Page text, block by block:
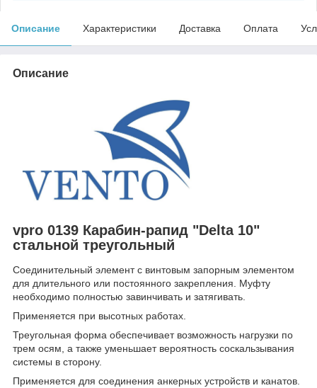
Описание Характеристики Доставка Оплата
Описание
vpro 0139 Карабин-рапид "Delta 10"
стальной треугольный
Соединительный элемент с винтовым запорным элементом
для длительного или постоянного закрепления. Муфту
необходимо полностью завинчивать и затягивать.
Применяется при высотных работах.
Треугольная форма обеспечивает возможность нагрузки по
трем осям, а также уменьшает вероятность соскальзывания
системы в сторону.
Применяется для соединения анкерных устройств и канатов.